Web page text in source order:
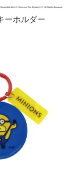
ーホルダー